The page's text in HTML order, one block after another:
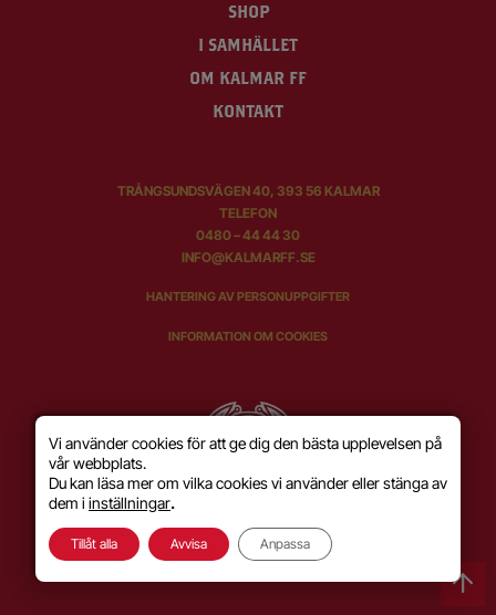
SHOP
I SAMHÄLLET
OM KALMAR FF
KONTAKT
TRÅNGSUNDSVÄGEN 40, 393 56 KALMAR
TELEFON
0480 – 44 44 30
INFO@KALMARFF.SE
HANTERING AV PERSONUPPGIFTER
INFORMATION OM COOKIES
Vi använder cookies för att ge dig den bästa upplevelsen på
vår webbplats.
Du kan läsa mer om vilka cookies vi använder eller stänga av
dem i inställningar.
Tillåt alla Avvisa Anpassa